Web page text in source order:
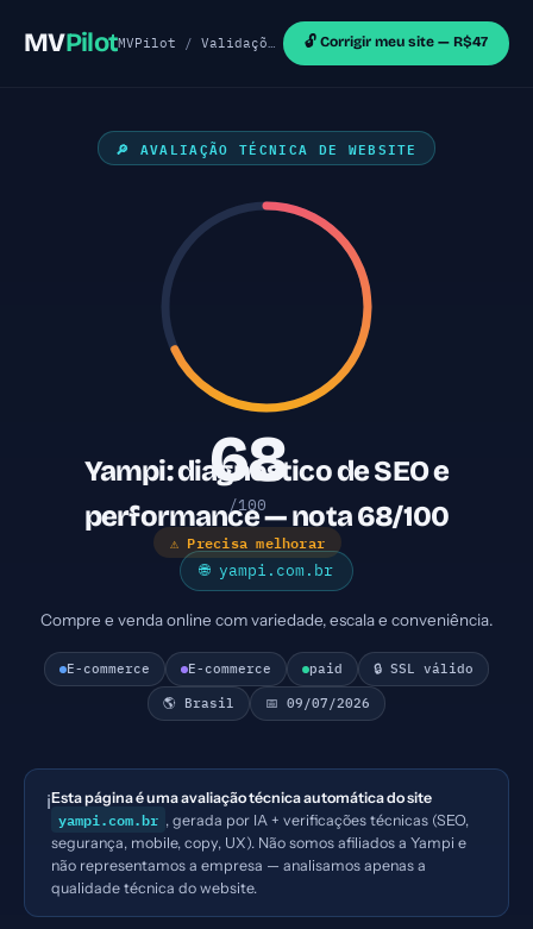
MVPilotMVPilot /Validações de MVP /Sites Shopify/
🔓 Corrigir meu site — R$47
🔎 AVALIAÇÃO TÉCNICA DE WEBSITE
68
/100
⚠ Precisa melhorar
Yampi: diagnóstico de SEO e
performance — nota 68/100
🌐 yampi.com.br
Compre e venda online com variedade, escala e conveniência.
E-commerce E-commerce paid 🔒 SSL válido
🌎 Brasil 📅 09/07/2026
ℹ️Esta página é uma avaliação técnica automática do site
yampi.com.br , gerada por IA + verificações técnicas (SEO,
segurança, mobile, copy, UX). Não somos afiliados a Yampi e
não representamos a empresa — analisamos apenas a
qualidade técnica do website.